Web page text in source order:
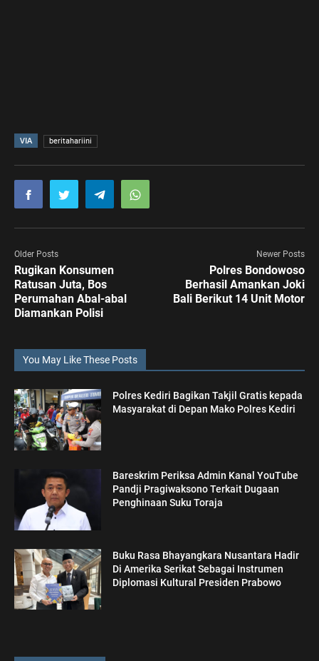
VIA beritahariini
Older Posts
Rugikan Konsumen
Ratusan Juta, Bos
Perumahan Abal-abal
Diamankan Polisi
Newer Posts
Polres Bondowoso
Berhasil Amankan Joki
Bali Berikut 14 Unit Motor
You May Like These Posts
Polres Kediri Bagikan Takjil Gratis kepada
Masyarakat di Depan Mako Polres Kediri
Bareskrim Periksa Admin Kanal YouTube
Pandji Pragiwaksono Terkait Dugaan
Penghinaan Suku Toraja
Buku Rasa Bhayangkara Nusantara Hadir
Di Amerika Serikat Sebagai Instrumen
Diplomasi Kultural Presiden Prabowo